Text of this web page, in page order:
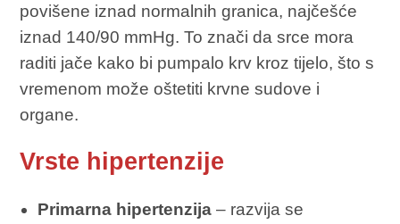
povišene iznad normalnih granica, najčešće
iznad 140/90 mmHg. To znači da srce mora
raditi jače kako bi pumpalo krv kroz tijelo, što s
vremenom može oštetiti krvne sudove i
organe.
Vrste hipertenzije
Primarna hipertenzija – razvija se